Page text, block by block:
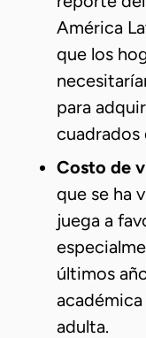
América
que los
para
cuadrados
Costo de
que se ha
juega a
últimos
adulta.